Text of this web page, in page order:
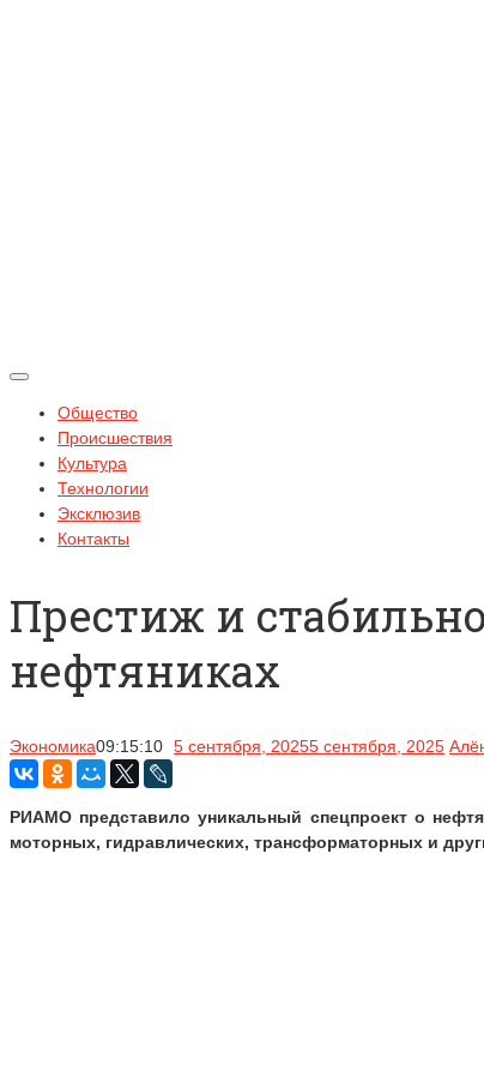
Общество
Происшествия
Культура
Технологии
Эксклюзив
Контакты
Престиж и
нефтяниках
Экономика09:15:10 5 сентября, 20255 сентября, 2025
РИАМО представило уникальный спецпроект о
моторных, гидравлических, трансформаторных и